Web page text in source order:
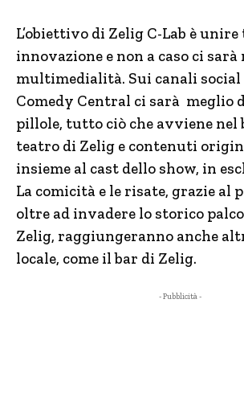
L’obiettivo di Zelig C-Lab è
innovazione e non a caso ci sarà
multimedialità. Sui canali social
Comedy Central ci sarà meglio
pillole, tutto ciò che avviene nel
teatro di Zelig e contenuti
insieme al cast dello show, in
La comicità e le risate, grazie al
oltre ad invadere lo storico
Zelig, raggiungeranno anche
locale, come il bar di Zelig.
- Pubblicità -